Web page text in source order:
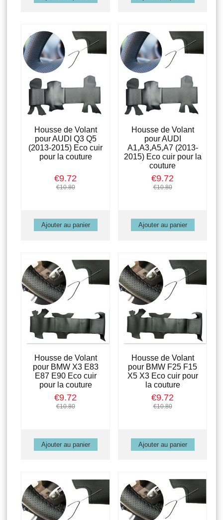
Housse de Volant
pour AUDI Q3 Q5
(2013-2015) Eco cuir
pour la couture
€9.72
€10.80
Housse de Volant
pour AUDI
A1,A3,A5,A7 (2013-
2015) Eco cuir pour la
couture
€9.72
€10.80
Housse de Volant
pour BMW X3 E83
E87 E90 Eco cuir
pour la couture
€9.72
€10.80
Housse de Volant
pour BMW F25 F15
X5 X3 Eco cuir pour
la couture
€9.72
€10.80